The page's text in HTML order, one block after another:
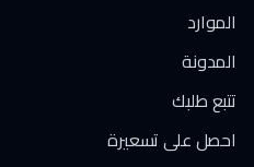
الموارد
المدونة
تتبع طلبك
احصل على تسعيرة